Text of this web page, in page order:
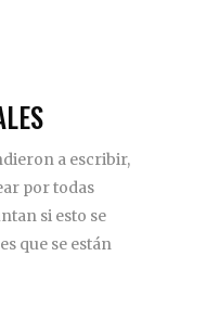
a escribir,
por todas
si esto se
que se están